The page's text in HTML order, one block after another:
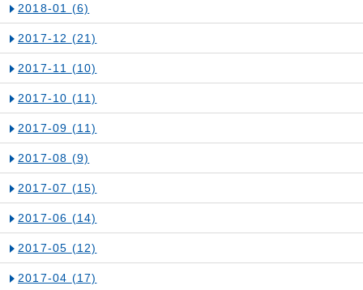
2018-01 (6)
2017-12 (21)
2017-11 (10)
2017-10 (11)
2017-09 (11)
2017-08 (9)
2017-07 (15)
2017-06 (14)
2017-05 (12)
2017-04 (17)